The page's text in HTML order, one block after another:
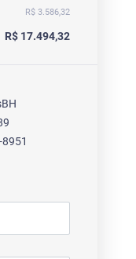
R$ 3.586,32
R$ 17.494,32